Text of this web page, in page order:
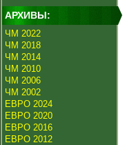
АРХИВЫ:
ЧМ 2022
ЧМ 2018
ЧМ 2014
ЧМ 2010
ЧМ 2006
ЧМ 2002
ЕВРО 2024
ЕВРО 2020
ЕВРО 2016
ЕВРО 2012